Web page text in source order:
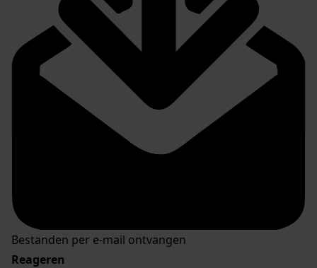
Bestanden per e-mail ontvangen
Reageren